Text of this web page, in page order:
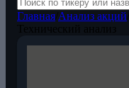
Главная Анализ акций